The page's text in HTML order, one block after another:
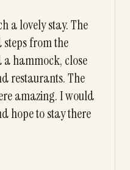
a lovely stay. The
from the
hammock, close
restaurants. The
amazing. I would
hope to stay there